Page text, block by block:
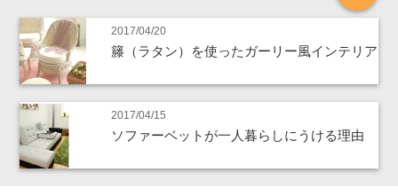
2017/04/20
籐（ラタン）を使ったガーリー風インテリア
2017/04/15
ソファーベットが一人暮らしにうける理由